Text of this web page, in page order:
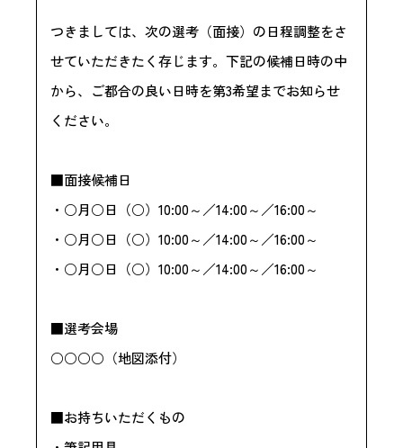
つきましては、次の選考（面接）の日程調整をさ
せていただきたく存じます。下記の候補日時の中
から、ご都合の良い日時を第3希望までお知らせ
ください。
■面接候補日
・○月○日（○）10:00～／14:00～／16:00～
・○月○日（○）10:00～／14:00～／16:00～
・○月○日（○）10:00～／14:00～／16:00～
■選考会場
○○○○（地図添付）
■お持ちいただくもの